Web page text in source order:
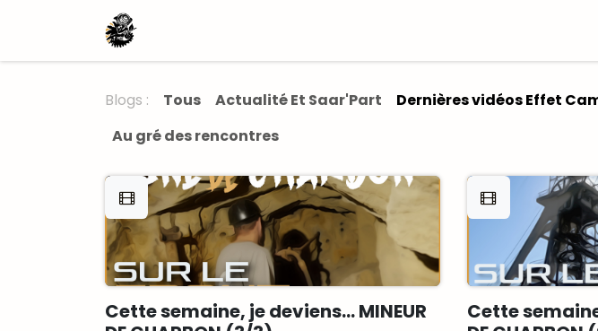
Se rendre au contenu
Blogs : Tous Actualité Et Saar'Part
Dernières vidéos Effet
Au gré des rencontres
Cette semaine, je deviens... MINEUR
Cette